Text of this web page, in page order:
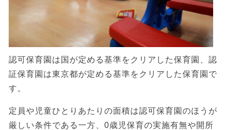
認可保育園は国が定める基準をクリアした保育園、認
証保育園は東京都が定める基準をクリアした保育園で
す。
定員や児童ひとりあたりの面積は認可保育園のほうが
厳しい条件である一方、0歳児保育の実施有無や開所